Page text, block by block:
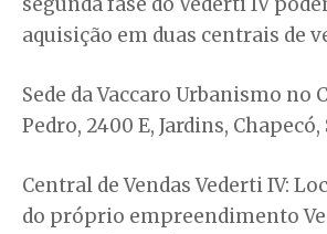
aquisição em duas centrais de
Sede da Vaccaro Urbanismo no
Pedro, 2400 E, Jardins, Chapecó,
Central de Vendas Vederti IV:
do próprio empreendimento